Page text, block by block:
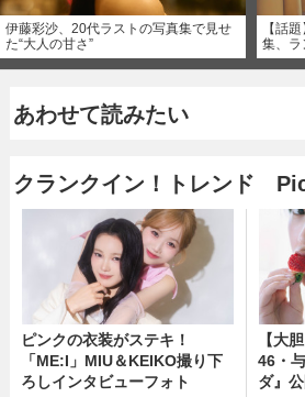
伊藤彩沙、20代ラストの写真集で見せ
た“大人の甘さ”
【話
集、ラ
あわせて読みたい
クランクイン！トレンド
ピンクの衣装がステキ！
「ME:I」MIU＆KEIKO撮り下
ろしインタビューフォト
【大
46・
ダ』